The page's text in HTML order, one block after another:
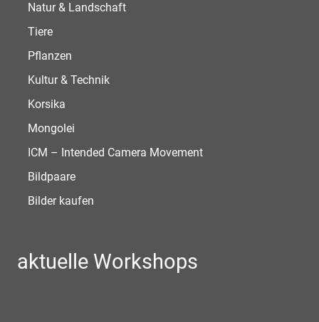
Natur & Landschaft
Tiere
Pflanzen
Kultur & Technik
Korsika
Mongolei
ICM – Intended Camera Movement
Bildpaare
Bilder kaufen
aktuelle Workshops